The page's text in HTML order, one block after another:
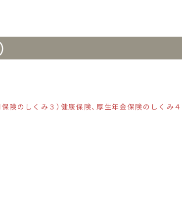
険のしくみ３）健康保険、厚生年金保険のしくみ